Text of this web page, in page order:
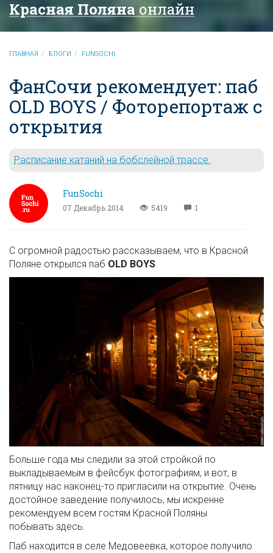
Красная Поляна онлайн
ГЛАВНАЯ БЛОГИ FUNSOCHI
ФанСочи рекомендует: паб
OLD BOYS / Фоторепортаж с
открытия
Расписание катаний на бобслейной трассе.
FunSochi
07 Декабрь 2014 5419 1
С огромной радостью рассказываем, что в Красной
Поляне открылся паб OLD BOYS
Больше года мы следили за этой стройкой по
выкладываемым в фейсбук фотографиям, и вот, в
пятницу нас наконец-то пригласили на открытие. Очень
достойное заведение получилось, мы искренне
рекомендуем всем гостям Красной Поляны
побывать здесь.
Паб находится в селе Медовеевка, которое получило